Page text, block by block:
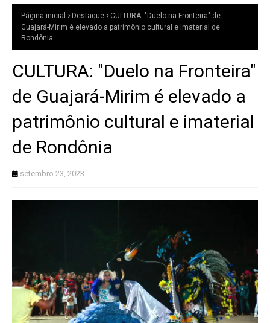
Página inicial Destaque
CULTURA: "Duelo na Fronteira" de
Guajará-Mirim é elevado a patrimônio cultural e imaterial de
Rondônia
CULTURA: "Duelo na Fronteira"
de Guajará-Mirim é elevado a
patrimônio cultural e imaterial
de Rondônia
setembro 23, 2023